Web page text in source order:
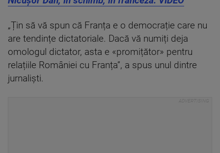
„Țin să vă spun că Franța e o democrație care nu
are tendințe dictatoriale. Dacă vă numiți deja
omologul dictator, asta e «promițător» pentru
relațiile României cu Franța”, a spus unul dintre
jurnaliști.